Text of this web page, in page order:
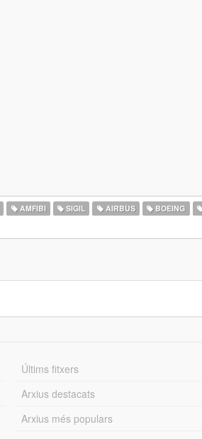
AMFIBI SIGIL AIRBUS BOEING
Últims fitxers
Arxius destacats
Arxius més populars